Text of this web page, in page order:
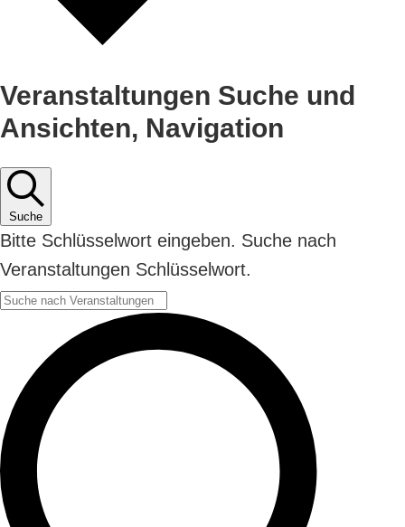
Veranstaltungen Suche und
Ansichten, Navigation
Suche
Bitte Schlüsselwort eingeben. Suche nach
Veranstaltungen Schlüsselwort.